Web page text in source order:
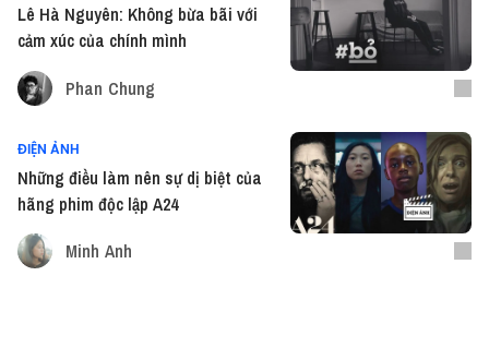
Lê Hà Nguyên: Không bừa bãi với
cảm xúc của chính mình
Phan Chung
ĐIỆN ẢNH
Những điều làm nên sự dị biệt của
hãng phim độc lập A24
Minh Anh